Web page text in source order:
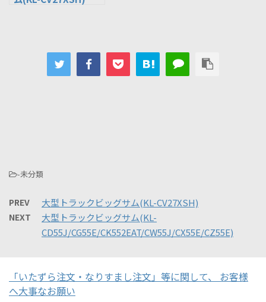
-未分類
PREV 大型トラックビッグサム(KL-CV27XSH)
NEXT
大型トラックビッグサム(KL-
CD55J/CG55E/CK552EAT/CW55J/CX55E/CZ55E)
「いたずら注文・なりすまし注文」等に関して、 お客様
へ大事なお願い